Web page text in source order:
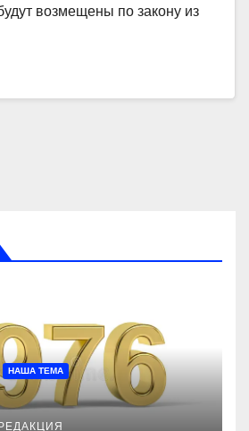
возмещены по закону из
НАША ТЕМА